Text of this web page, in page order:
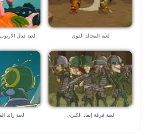
لعبة المجالد القوى
لعبة قتال
لعبة فرقة إنقاذ الكبرى لعبة رائد